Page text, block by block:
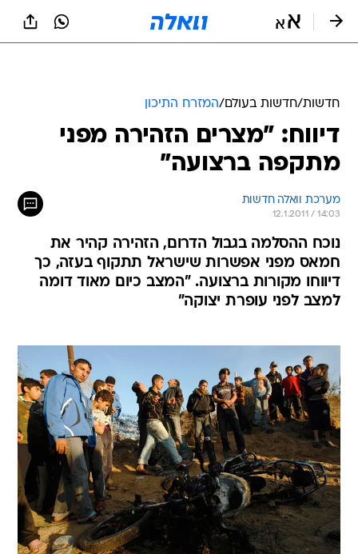
דיווח: "מצרים הזהירה מפני
מתקפה ברצועה"
מערכת וואלה חדשות
12.1.2011 / 14:03
נוכח ההסלמה בגבול הדרום, הזהירה קהיר את
דיווחו מקורות ברצועה. "המצב כיום מאוד דומה
למצב לפני עופרת יצוקה"
האופנוע עליו רכב נג'אר / רויטרס